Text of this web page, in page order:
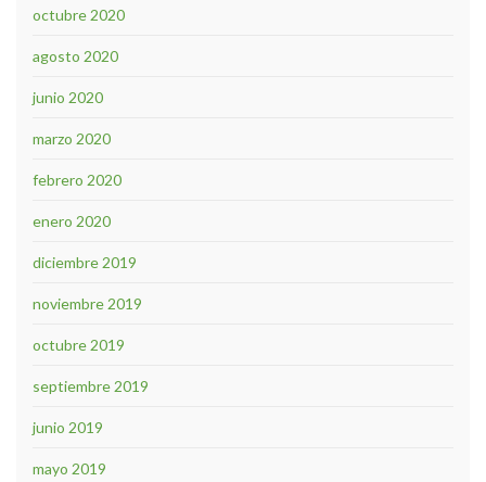
octubre 2020
agosto 2020
junio 2020
marzo 2020
febrero 2020
enero 2020
diciembre 2019
noviembre 2019
octubre 2019
septiembre 2019
junio 2019
mayo 2019